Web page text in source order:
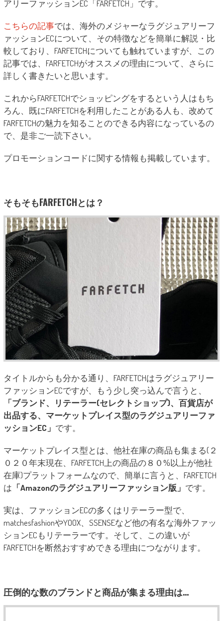
アリーファッションEC「FARFETCH」です。
こちらの記事では、海外のメジャーなラグジュアリーフ
ァッションECについて、その特徴などを簡単に解説・比
較しており、FARFETCHについても触れていますが、この
記事では、FARFETCHがオススメの理由について、さらに
詳しく書きたいと思います。
これからFARFETCHでショッピングをするという人はもち
ろん、既にFARFETCHを利用したことがある人も、改めて
FARFETCHの魅力を知ることのできる内容になっているの
で、是非ご一読下さい。
プロモーションコードに関する情報も掲載しています。
そもそもFARFETCHとは？
タイトルからも分かる通り、FARFETCHはラグジュアリー
ファッションECですが、もう少し突っ込んで言うと、
「ブランド、リテーラー(セレクトショップ)、百貨店が
出品する、マーケットプレイス型のラグジュアリーファ
ッションEC」 です。
マーケットプレイス型とは、他社在庫の商品も集まる(２
０２０年末現在、FARFETCH上の商品の８０%以上が他社
在庫)プラットフォームなので、簡単に言うと、FARFETCH
は 「Amazonのラグジュアリーファッション版」 です。
実は、ファッションECの多くはリテーラー型で、
matchesfashionやYOOX、SSENSEなど他の有名な海外ファッ
ションECもリテーラーです。そして、この違いが
FARFETCHを断然おすすめできる理由につながります。
圧倒的な数のブランドと商品が集まる理由は…